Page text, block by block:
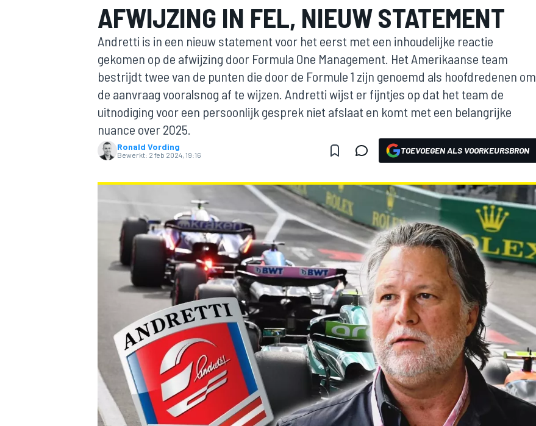
MOTOGP
INDYCAR
AFWIJZING IN FEL, NIEUW STATEMENT
Andretti is in een nieuw statement voor het eerst met een inhoudelijke reactie
gekomen op de afwijzing door Formula One Management. Het Amerikaanse team
bestrijdt twee van de punten die door de Formule 1 zijn genoemd als hoofdredenen om
de aanvraag vooralsnog af te wijzen. Andretti wijst er fijntjes op dat het team de
uitnodiging voor een persoonlijk gesprek niet afslaat en komt met een belangrijke
nuance over 2025.
Ronald Vording
Bewerkt: 2 feb 2024, 19:16 TOEVOEGEN ALS VOORKEURSBRON